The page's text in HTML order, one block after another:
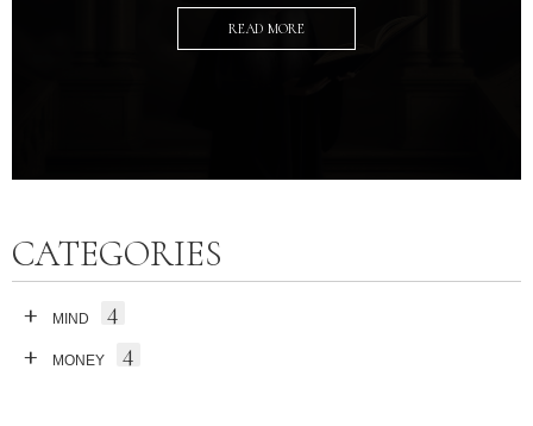
READ MORE
CATEGORIES
MIND 4
MONEY 4